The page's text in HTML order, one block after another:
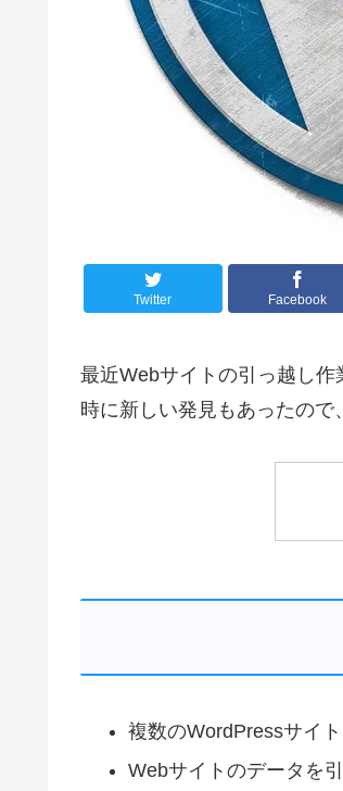
Twitter Facebook
最近Webサイトの引っ越し
時に新しい発見もあったので
複数のWordPressサイ
Webサイトのデータを